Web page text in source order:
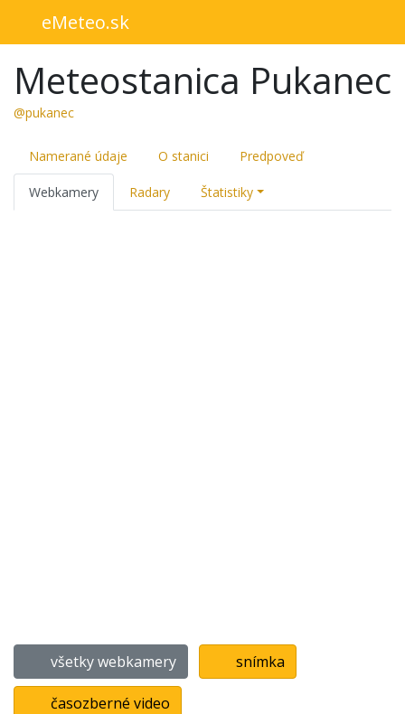
eMeteo.sk
Meteostanica Pukanec
@pukanec
Namerané údaje O stanici Predpoveď
Webkamery Radary Štatistiky
všetky webkamery snímka
časozberné video